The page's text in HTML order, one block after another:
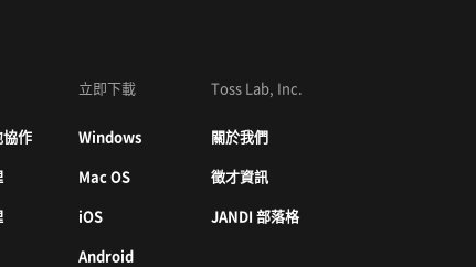
作
立即下載
Windows
Mac OS
iOS
Android
Toss Lab, Inc.
關於我們
徵才資訊
JANDI 部落格